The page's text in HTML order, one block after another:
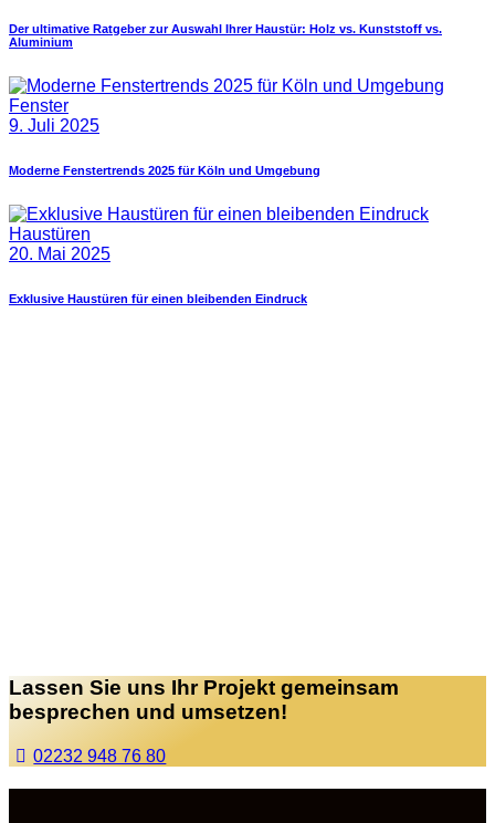
Der ultimative Ratgeber zur Auswahl Ihrer Haustür: Holz vs. Kunststoff vs.
Aluminium
Fenster
9. Juli 2025
Moderne Fenstertrends 2025 für Köln und Umgebung
Haustüren
20. Mai 2025
Exklusive Haustüren für einen bleibenden Eindruck
Lassen Sie uns Ihr Projekt gemeinsam
besprechen und umsetzen!
02232 948 76 80